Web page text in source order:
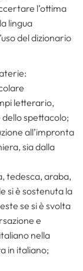
l’ottima
lingua
del dizionario
letterario,
spettacolo;
all’impronta
sia dalla
tedesca, araba,
si è sostenuta la
se si è svolta
e
nella
in italiano;